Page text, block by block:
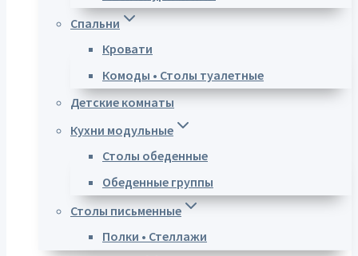
Спальни
Кровати
Комоды • Столы туалетные
Детские комнаты
Кухни модульные
Столы обеденные
Обеденные группы
Столы письменные
Полки • Стеллажи